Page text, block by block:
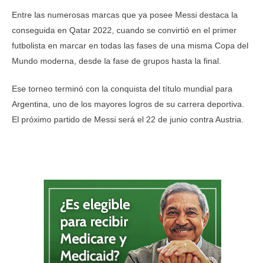
Entre las numerosas marcas que ya posee Messi destaca la
conseguida en Qatar 2022, cuando se convirtió en el primer
futbolista en marcar en todas las fases de una misma Copa del
Mundo moderna, desde la fase de grupos hasta la final.
Ese torneo terminó con la conquista del título mundial para
Argentina, uno de los mayores logros de su carrera deportiva.
El próximo partido de Messi será el 22 de junio contra Austria.